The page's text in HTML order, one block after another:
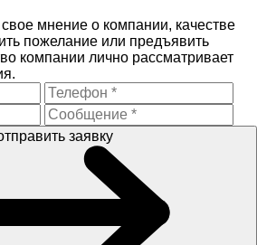
мнение о компании, качестве
пожелание или предъявить
компании лично рассматривает
заявку